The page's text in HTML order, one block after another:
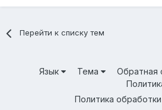
Перейти к списку тем
Язык Тема Обратная
Политика